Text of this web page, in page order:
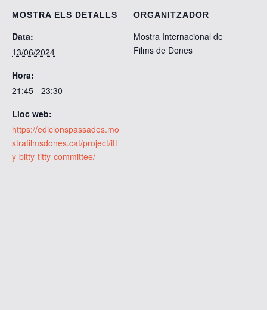
MOSTRA ELS DETALLS
Data:
13/06/2024
Hora:
21:45 - 23:30
Lloc web:
https://edicionspassades.mo
strafilmsdones.cat/project/itt
y-bitty-titty-committee/
ORGANITZADOR
Mostra Internacional de
Films de Dones